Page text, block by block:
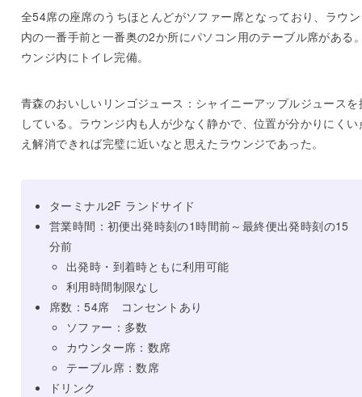
全54席の座席のうちほとんどがソファー席となっており、ラウ
内の一番手前と一番奥の2か所にパソコン用のテーブル席がある
ウンジ内にトイレ完備。
青森のおいしいリンゴジュース：シャイニーアップルジュースを
している。ラウンジ内も人が少なく静かで、位置が分かりにくい
え解消できれば完璧に近いなと思えたラウンジであった。
ターミナル2F ランドサイド
営業時間：初便出発時刻の1時間前～最終便出発時刻の15
分前
出発時・到着時ともに利用可能
利用時間制限なし
席数：54席 コンセントあり
ソファー：多数
カウンター席：数席
テーブル席：数席
ドリンク